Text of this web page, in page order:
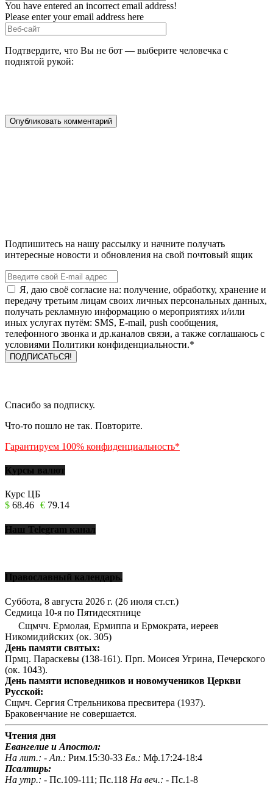
You have entered an incorrect email address!
Please enter your email address here
Подтвердите, что Вы не бот — выберите человечка с
поднятой рукой:
Подпишитесь на нашу рассылку и начните получать
интересные новости и обновления на свой почтовый ящик
Я, даю своё согласие на: получение, обработку, хранение и
передачу третьим лицам своих личных персональных данных,
получать рекламную информацию о мероприятиях и/или
иных услугах путём: SMS, E-mail, push сообщения,
телефонного звонка и др.каналов связи, а также соглашаюсь с
условиями Политики конфиденциальности.*
Спасибо за подписку.
Что-то пошло не так. Повторите.
Гарантируем 100% конфиденциальность*
Курсы валют
Курс ЦБ
$ 68.46 € 79.14
Наш Telegram канал
Православный календарь.
Суббота, 8 августа 2026 г. (26 июля ст.ст.)
Седмица 10-я по Пятидесятнице
Сщмчч. Ермолая, Ермиппа и Ермократа, иереев
Никомидийских (ок. 305)
День памяти святых:
Прмц. Параскевы (138-161). Прп. Моисея Угрина, Печерского
(ок. 1043).
День памяти исповедников и новомучеников Церкви
Русской:
Сщмч. Сергия Стрельникова пресвитера (1937).
Браковенчание не совершается.
Чтения дня
Евангелие и Апостол:
На лит.: - Ап.: Рим.15:30-33 Ев.: Мф.17:24-18:4
Псалтирь:
На утр.: - Пс.109-111; Пс.118 На веч.: - Пс.1-8